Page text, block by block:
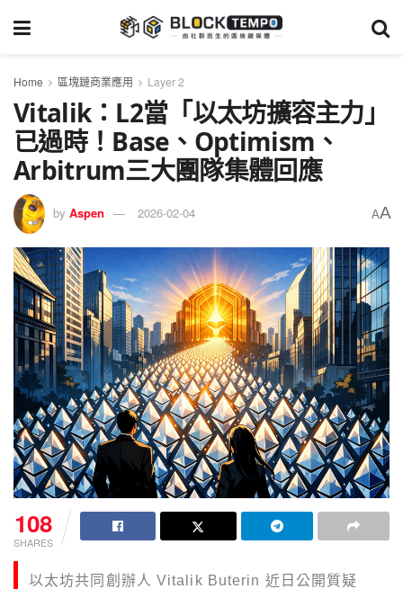
Home 區塊鏈商業應用 Layer 2
Vitalik：L2當「以太坊擴容主力」
已過時！Base、Optimism、
Arbitrum三大團隊集體回應
by Aspen 2026-02-04 AA
108
SHARES
以太坊共同創辦人 Vitalik Buterin 近日公開質疑